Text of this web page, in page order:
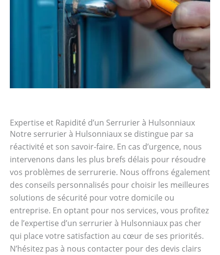
Expertise et Rapidité d’un Serrurier à Hulsonniaux
Notre serrurier à Hulsonniaux se distingue par sa
réactivité et son savoir-faire. En cas d’urgence, nous
intervenons dans les plus brefs délais pour résoudre
vos problèmes de serrurerie. Nous offrons également
des conseils personnalisés pour choisir les meilleures
solutions de sécurité pour votre domicile ou
entreprise. En optant pour nos services, vous profitez
de l’expertise d’un serrurier à Hulsonniaux pas cher
qui place votre satisfaction au cœur de ses priorités.
N’hésitez pas à nous contacter pour des devis clairs